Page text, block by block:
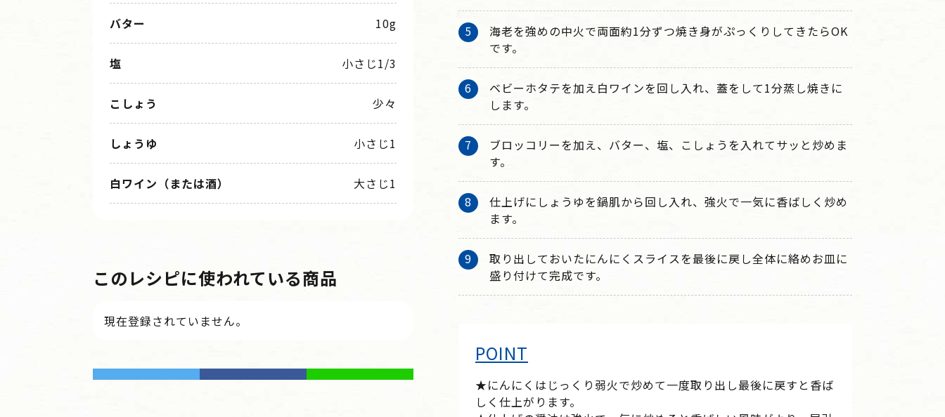
バター 10g
塩 小さじ1/3
こしょう 少々
しょうゆ 小さじ1
白ワイン（または酒） 大さじ1
このレシピに使われている商品
現在登録されていません。
海老を強めの中火で両面約1分ずつ焼き身がぷっくりしてきたらOK
です。
ベビーホタテを加え白ワインを回し入れ、蓋をして1分蒸し焼きに
します。
ブロッコリーを加え、バター、塩、こしょうを入れてサッと炒めま
す。
仕上げにしょうゆを鍋肌から回し入れ、強火で一気に香ばしく炒め
ます。
取り出しておいたにんにくスライスを最後に戻し全体に絡めお皿に
盛り付けて完成です。
POINT
★にんにくはじっくり弱火で炒めて一度取り出し最後に戻すと香ば
しく仕上がります。